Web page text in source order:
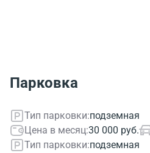
Парковка
Тип парковки:подземная
Цена в месяц:30 000 руб.
Тип парковки:подземная